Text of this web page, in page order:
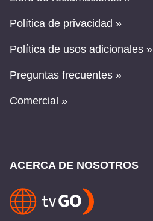
Política de privacidad »
Política de usos adicionales »
Preguntas frecuentes »
Comercial »
ACERCA DE NOSOTROS